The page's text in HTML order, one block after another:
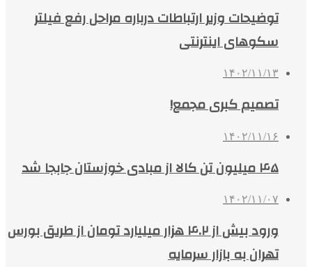
توضیحات وزیر ارتباطات درباره مراحل رفع فیلتر
سکوهای اینترنتی
۱۴۰۲/۱۱/۱۳
تصمیم کبری مجمع!
۱۴۰۲/۱۱/۱۶
۴۵ میلیون تن کالا از مبادی خوزستان جابجا شد
۱۴۰۲/۱۱/۰۷
ورود بیش از ۴.۲ هزار میلیارد تومان از طریق بورس
تهران به بازار سرمایه